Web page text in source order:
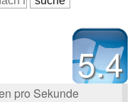
5.4
pro Sekunde